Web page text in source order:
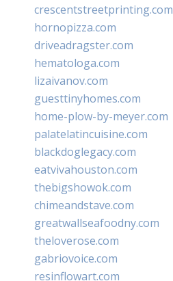
crescentstreetprinting.com
hornopizza.com
driveadragster.com
hematologa.com
lizaivanov.com
guesttinyhomes.com
home-plow-by-meyer.com
palatelatincuisine.com
blackdoglegacy.com
eatvivahouston.com
thebigshowok.com
chimeandstave.com
greatwallseafoodny.com
theloverose.com
gabriovoice.com
resinflowart.com